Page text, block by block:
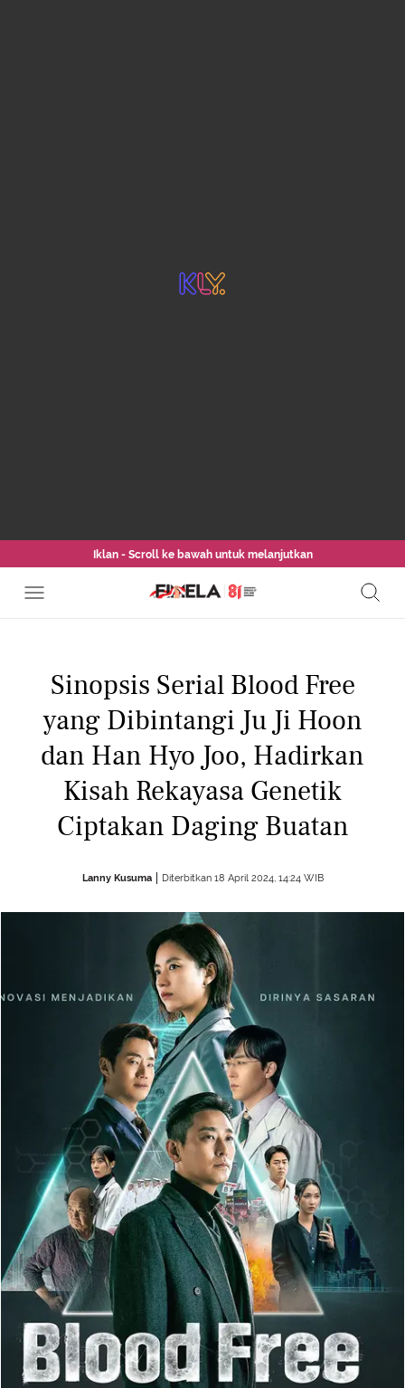
Iklan - Scroll ke bawah untuk melanjutkan
Sinopsis Serial Blood Free
yang Dibintangi Ju Ji Hoon
dan Han Hyo Joo, Hadirkan
Kisah Rekayasa Genetik
Ciptakan Daging Buatan
Lanny Kusuma Diterbitkan 18 April 2024, 14:24 WIB